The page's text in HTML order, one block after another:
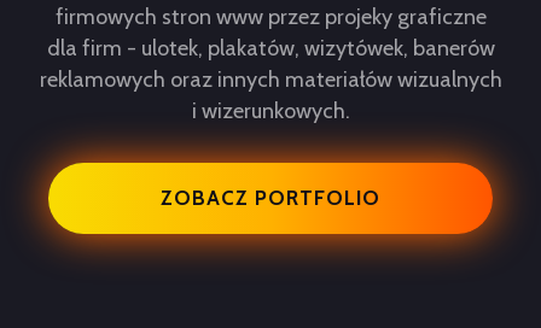
firmowych stron www przez projeky graficzne
dla firm - ulotek, plakatów, wizytówek, banerów
reklamowych oraz innych materiałów wizualnych
i wizerunkowych.
ZOBACZ PORTFOLIO